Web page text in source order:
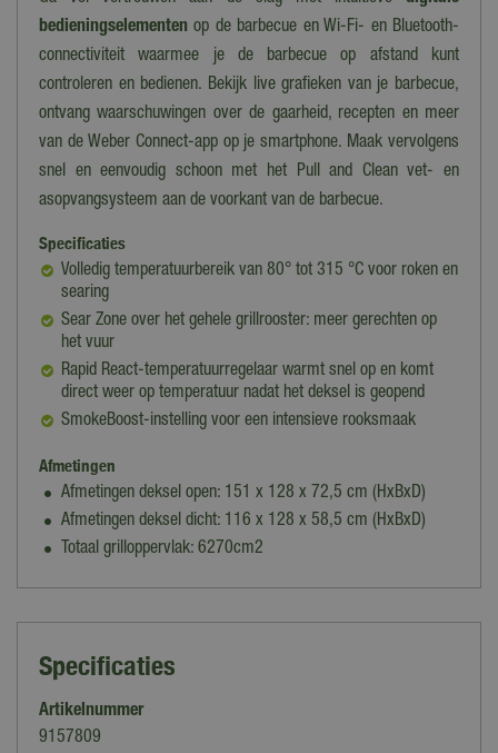
bedieningselementen op de barbecue en Wi-Fi- en Bluetooth-
connectiviteit waarmee je de barbecue op afstand kunt
controleren en bedienen. Bekijk live grafieken van je barbecue,
ontvang waarschuwingen over de gaarheid, recepten en meer
van de Weber Connect-app op je smartphone. Maak vervolgens
snel en eenvoudig schoon met het Pull and Clean vet- en
asopvangsysteem aan de voorkant van de barbecue.
Specificaties
Volledig temperatuurbereik van 80° tot 315 °C voor roken en
searing
Sear Zone over het gehele grillrooster: meer gerechten op
het vuur
Rapid React-temperatuurregelaar warmt snel op en komt
direct weer op temperatuur nadat het deksel is geopend
SmokeBoost-instelling voor een intensieve rooksmaak
Afmetingen
Afmetingen deksel open: 151 x 128 x 72,5 cm (HxBxD)
Afmetingen deksel dicht: 116 x 128 x 58,5 cm (HxBxD)
Totaal grilloppervlak: 6270cm2
Specificaties
Artikelnummer
9157809